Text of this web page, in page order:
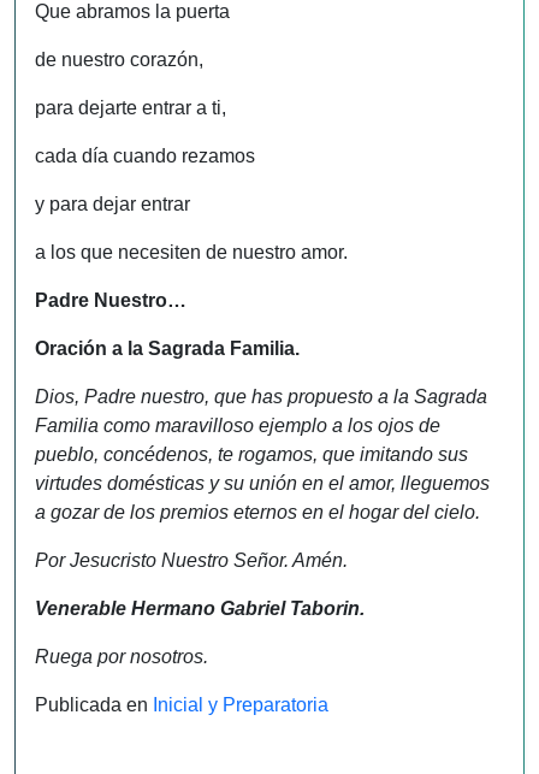
Que abramos la puerta
de nuestro corazón,
para dejarte entrar a ti,
cada día cuando rezamos
y para dejar entrar
a los que necesiten de nuestro amor.
Padre Nuestro…
Oración a la Sagrada Familia.
Dios, Padre nuestro, que has propuesto a la Sagrada
Familia como maravilloso ejemplo a los ojos de
pueblo, concédenos, te rogamos, que imitando sus
virtudes domésticas y su unión en el amor, lleguemos
a gozar de los premios eternos en el hogar del cielo.
Por Jesucristo Nuestro Señor. Amén.
Venerable Hermano Gabriel Taborin.
Ruega por nosotros.
Publicada en Inicial y Preparatoria